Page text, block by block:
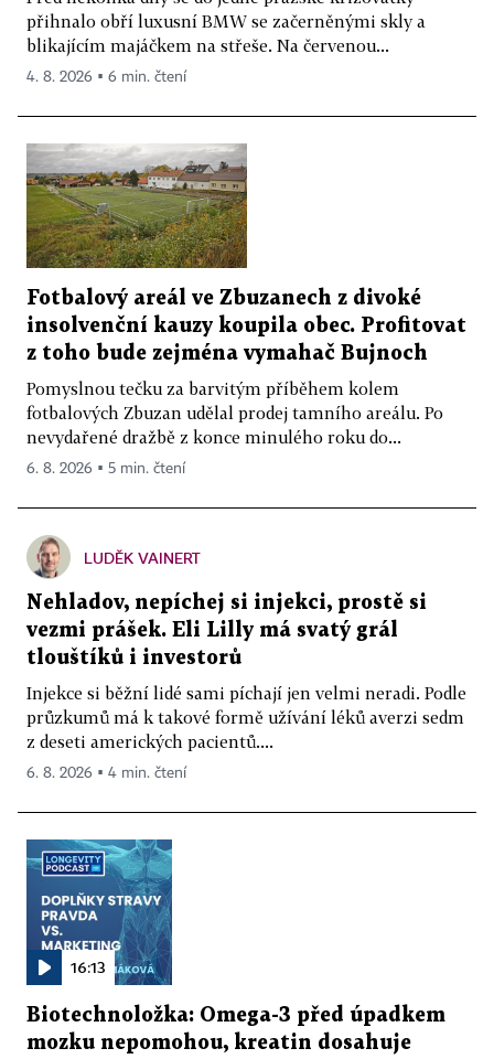
přihnalo obří luxusní BMW se začerněnými skly a
blikajícím majáčkem na střeše. Na červenou...
4. 8. 2026 ▪ 6 min. čtení
Fotbalový areál ve Zbuzanech z divoké
insolvenční kauzy koupila obec. Profitovat
z toho bude zejména vymahač Bujnoch
Pomyslnou tečku za barvitým příběhem kolem
fotbalových Zbuzan udělal prodej tamního areálu. Po
nevydařené dražbě z konce minulého roku do...
6. 8. 2026 ▪ 5 min. čtení
LUDĚK VAINERT
Nehladov, nepíchej si injekci, prostě si
vezmi prášek. Eli Lilly má svatý grál
tlouštíků i investorů
Injekce si běžní lidé sami píchají jen velmi neradi. Podle
průzkumů má k takové formě užívání léků averzi sedm
z deseti amerických pacientů....
6. 8. 2026 ▪ 4 min. čtení
16:13
Biotechnoložka: Omega-3 před úpadkem
mozku nepomohou, kreatin dosahuje